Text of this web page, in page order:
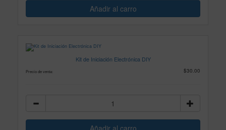
Kit de Iniciación Electrónica DIY
Precio de venta: $30.00